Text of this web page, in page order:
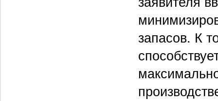
запасов. К